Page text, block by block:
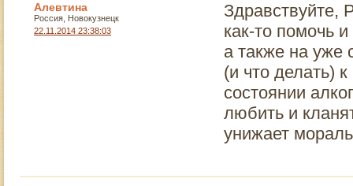
Алевтина
Россия, Новокузнецк
22.11.2014 23:38:03
Здравствуйте,
как-то помочь
а также на уже
(и что делать)
состоянии
любить и
унижает